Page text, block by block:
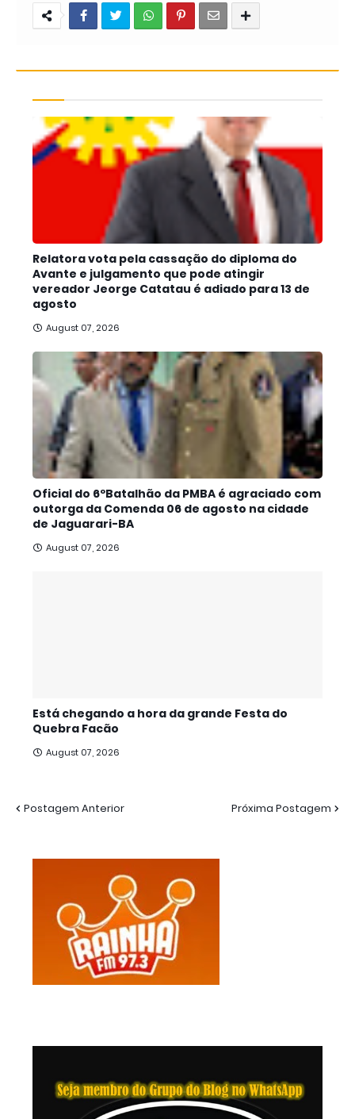
Relatora vota pela cassação do diploma do
Avante e julgamento que pode atingir
vereador Jeorge Catatau é adiado para 13 de
agosto
August 07, 2026
Oficial do 6ºBatalhão da PMBA é agraciado com
outorga da Comenda 06 de agosto na cidade
de Jaguarari-BA
August 07, 2026
Está chegando a hora da grande Festa do
Quebra Facão
August 07, 2026
Postagem Anterior Próxima Postagem